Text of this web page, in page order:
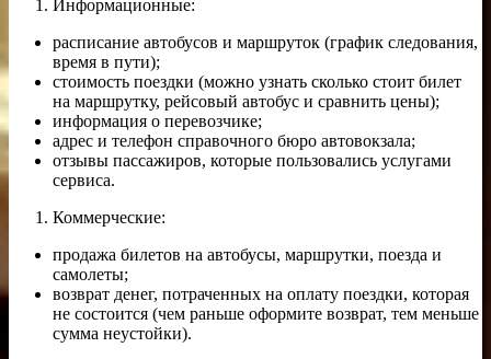
Информационные:
расписание автобусов и маршруток (график следования,
время в пути);
стоимость поездки (можно узнать сколько стоит билет
на маршрутку, рейсовый автобус и сравнить цены);
информация о перевозчике;
адрес и телефон справочного бюро автовокзала;
отзывы пассажиров, которые пользовались услугами
сервиса.
Коммерческие:
продажа билетов на автобусы, маршрутки, поезда и
самолеты;
возврат денег, потраченных на оплату поездки, которая
не состоится (чем раньше оформите возврат, тем меньше
сумма неустойки).